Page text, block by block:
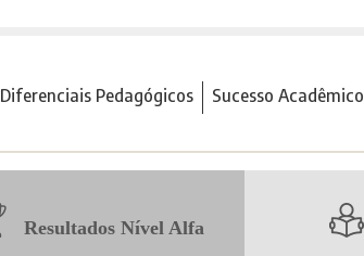
Diferenciais Pedagógicos Sucesso Acadêmico
Resultados Nível Alfa